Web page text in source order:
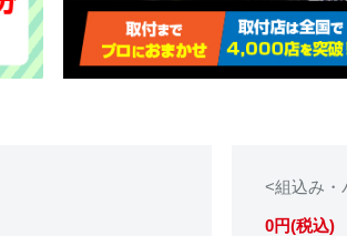
<組込み・
0円(税込)